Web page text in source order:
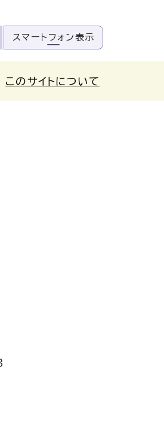
スマートフォン表示
このサイトについて